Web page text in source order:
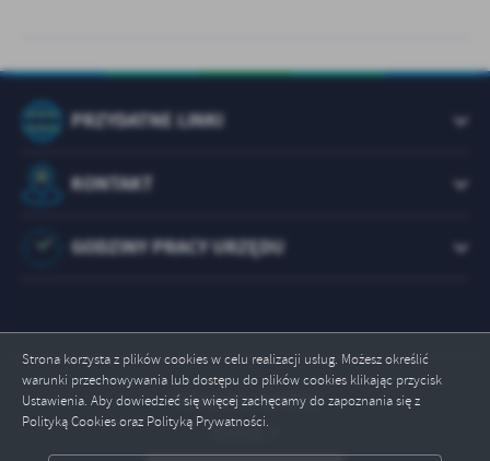
Strona korzysta z plików cookies w celu realizacji usług. Możesz określić
warunki przechowywania lub dostępu do plików cookies klikając przycisk
Ustawienia. Aby dowiedzieć się więcej zachęcamy do zapoznania się z
Polityką Cookies oraz Polityką Prywatności.
PRZYDATNE LINKI
KONTAKT
GODZINY PRACY URZĘDU
Odwiedzin: 1073523